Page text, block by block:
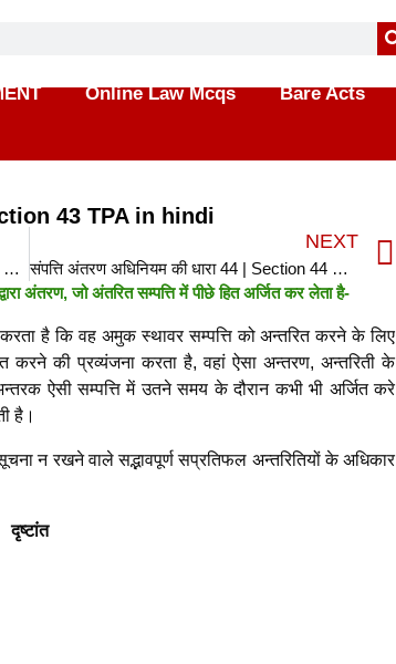
Online Law Mcqs Bare Acts
43 TPA in hindi
संपत्ति अंतरण अधिनियम की धारा 42 | Section 42 TPA in hindi
NEXT
संपत्ति अंतरण अधिनियम की धारा 44 | Section 44 TPA in hindi
अंतरण, जो अंतरित सम्पत्ति में पीछे हित अर्जित कर लेता है-
है कि वह अमुक स्थावर सम्पत्ति को अन्तरित करने के लिए
करने की प्रव्यंजना करता है, वहां ऐसा अन्तरण, अन्तरिती के
ऐसी सम्पत्ति में उतने समय के दौरान कभी भी अर्जित करे
है।
न रखने वाले सद्भावपूर्ण सप्रतिफल अन्तरितियों के अधिकार
दृष्टांत